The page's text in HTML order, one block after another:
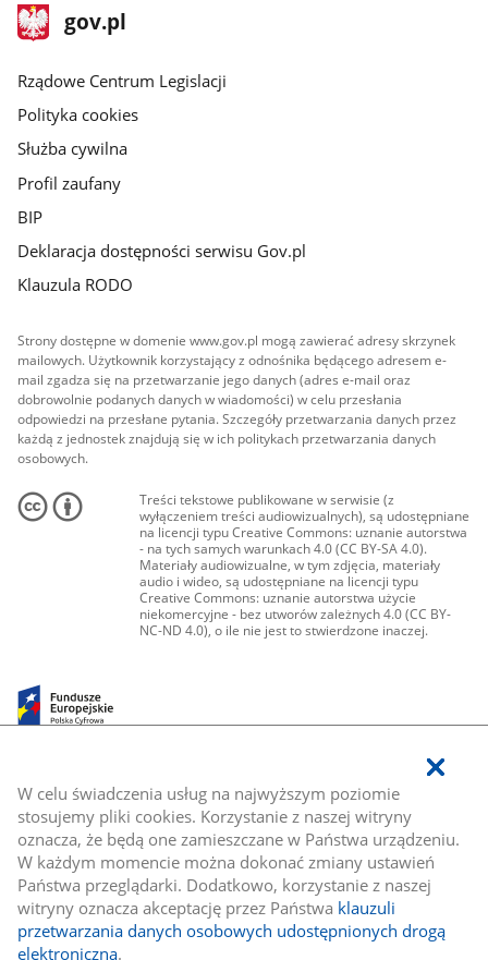
W celu świadczenia usług na najwyższym poziomie
stosujemy pliki cookies. Korzystanie z naszej witryny
oznacza, że będą one zamieszczane w Państwa urządzeniu.
W każdym momencie można dokonać zmiany ustawień
Państwa przeglądarki. Dodatkowo, korzystanie z naszej
witryny oznacza akceptację przez Państwa klauzuli
przetwarzania danych osobowych udostępnionych drogą
elektroniczną.
stopka
gov.plStrona
gov.pl
Rządowe Centrum Legislacji
Polityka cookies
Służba cywilna
Profil zaufany
BIP
Deklaracja dostępności serwisu Gov.pl
Klauzula RODO
Strony dostępne w domenie www.gov.pl mogą zawierać adresy skrzynek
mailowych. Użytkownik korzystający z odnośnika będącego adresem e-
mail zgadza się na przetwarzanie jego danych (adres e-mail oraz
dobrowolnie podanych danych w wiadomości) w celu przesłania
odpowiedzi na przesłane pytania. Szczegóły przetwarzania danych przez
każdą z jednostek znajdują się w ich politykach przetwarzania danych
osobowych.
Treści tekstowe publikowane w serwisie (z
wyłączeniem treści audiowizualnych), są udostępniane
na licencji typu Creative Commons: uznanie autorstwa
- na tych samych warunkach 4.0 (CC BY-SA 4.0).
Materiały audiowizualne, w tym zdjęcia, materiały
audio i wideo, są udostępniane na licencji typu
Creative Commons: uznanie autorstwa użycie
niekomercyjne - bez utworów zależnych 4.0 (CC BY-
NC-ND 4.0), o ile nie jest to stwierdzone inaczej.